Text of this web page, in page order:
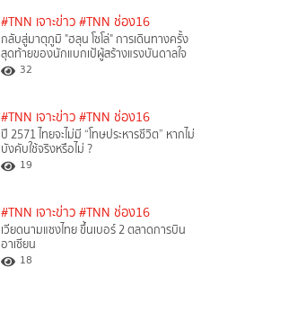
#TNN เจาะข่าว #TNN ช่อง16
กลับสู่มาตุภูมิ "ฮลุน โซโล่" การเดินทางครั้ง
สุดท้ายของนักแบกเป้ผู้สร้างแรงบันดาลใจ
32
#TNN เจาะข่าว #TNN ช่อง16
ปี 2571 ไทยจะไม่มี “โทษประหารชีวิต” หากไม่
บังคับใช้จริงหรือไม่ ?​
19
#TNN เจาะข่าว #TNN ช่อง16
เวียดนามแซงไทย ขึ้นเบอร์ 2 ตลาดการบิน
อาเซียน
18